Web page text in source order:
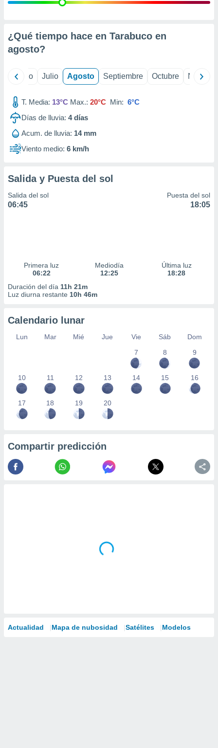
e
mediante
de
1199
¿Qué tiempo hace en Tarabuco en
agosto?
Junio Julio Agosto Septiembre Octubre
T. Media: 13°C Max.: 20°C Min: 6°C
Días de lluvia: 4días
Acum. de lluvia: 14 mm
Viento medio: 6 km/h
Salida y Puesta del sol
Salida del sol
06:45
Puesta del sol
18:05
Primera luz
06:22
Mediodía
12:25
Última luz
18:28
Duración del día 11h 21m
Luz diurna restante 10h 46m
Calendario lunar
Lun Mar Mié Jue Vie Sáb
Dom
7
8 9
10 11 12 13 14 15 16
17 18 19 20
Compartir predicción
Actualidad Mapa de nubosidad Satélites Modelos